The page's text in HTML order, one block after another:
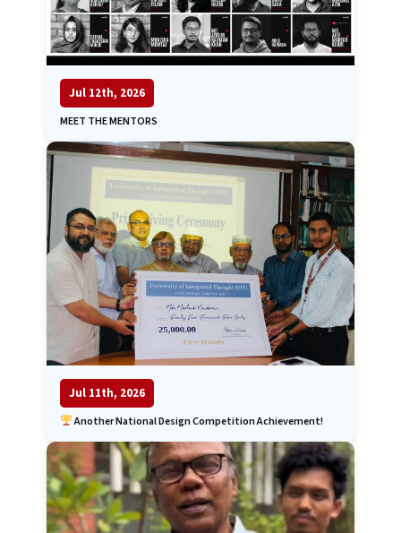
Jul 12th, 2026
MEET THE MENTORS
Jul 11th, 2026
Another National Design Competition Achievement!